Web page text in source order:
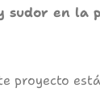
sudor en la
proyecto está